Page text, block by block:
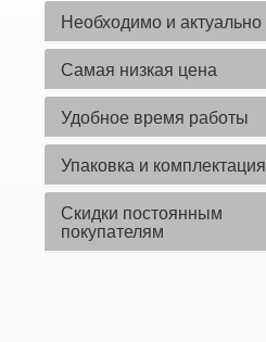
Необходимо и актуально
Самая низкая цена
Удобное время работы
Упаковка и комплектация
Скидки постоянным
покупателям